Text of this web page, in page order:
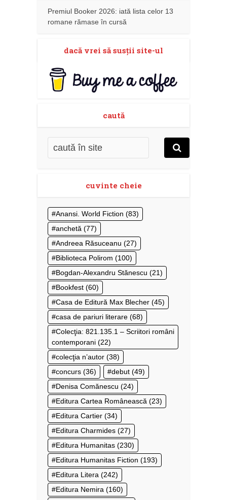
Premiul Booker 2026: iată lista celor 13
romane rămase în cursă
dacă vrei să susţii site-ul
caută
cuvinte cheie
Anansi. World Fiction (83)
anchetă (77)
Andreea Răsuceanu (27)
Biblioteca Polirom (100)
Bogdan-Alexandru Stănescu (21)
Bookfest (60)
Casa de Editură Max Blecher (45)
casa de pariuri literare (68)
Colecţia: 821.135.1 – Scriitori români
contemporani (22)
colecţia n’autor (38)
concurs (36) debut (49)
Denisa Comănescu (24)
Editura Cartea Românească (23)
Editura Cartier (34)
Editura Charmides (27)
Editura Humanitas (230)
Editura Humanitas Fiction (193)
Editura Litera (242)
Editura Nemira (160)